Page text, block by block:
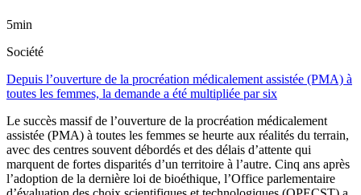
5min
Société
Depuis l’ouverture de la procréation médicalement assistée (PMA) à
toutes les femmes, la demande a été multipliée par six
Le succès massif de l’ouverture de la procréation médicalement
assistée (PMA) à toutes les femmes se heurte aux réalités du terrain,
avec des centres souvent débordés et des délais d’attente qui
marquent de fortes disparités d’un territoire à l’autre. Cinq ans après
l’adoption de la dernière loi de bioéthique, l’Office parlementaire